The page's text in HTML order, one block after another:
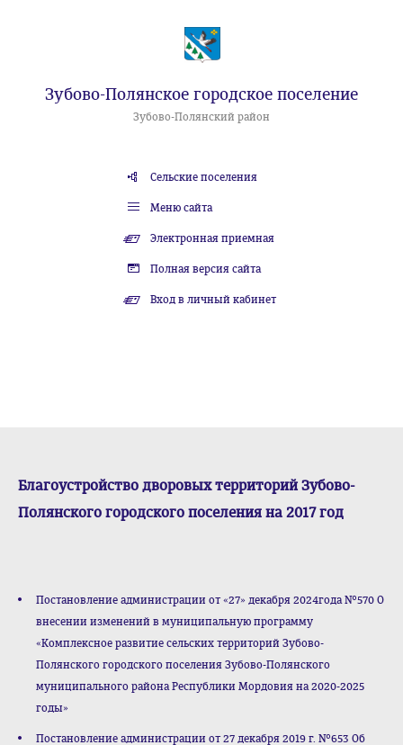
Зубово-Полянское городское поселение
Зубово-Полянский район
Сельские поселения
Меню сайта
Электронная приемная
Полная версия сайта
Вход в личный кабинет
Благоустройство дворовых территорий Зубово-
Полянского городского поселения на 2017 год
Постановление администрации от «27» декабря 2024года №570 О
внесении изменений в муниципальную программу
«Комплексное развитие сельских территорий Зубово-
Полянского городского поселения Зубово-Полянского
муниципального района Республики Мордовия на 2020-2025
годы»
Постановление администрации от 27 декабря 2019 г. №653 Об